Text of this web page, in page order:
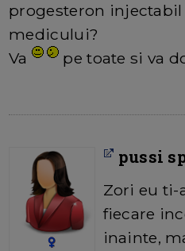
progesteron injectabil
medicului?
Va
pe toate si va
pussi
Zori eu ti-
fiecare
inainte,